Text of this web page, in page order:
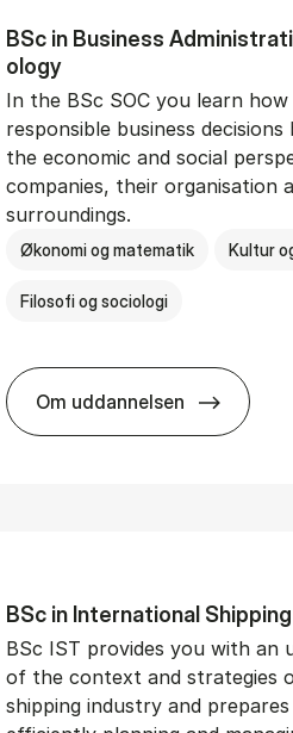
BSc in Busi­ness
ology
In the BSc SOC you learn
responsible business decisions
the economic and social
companies, their organisation
surroundings.
Økonomi og matematik Kultur
Filosofi og sociologi
Om uddannelsen
BSc in Busi­ness
BSc in In­ter­na­tion­al
BSc IST provides you with an
of the context and strategies
shipping industry and